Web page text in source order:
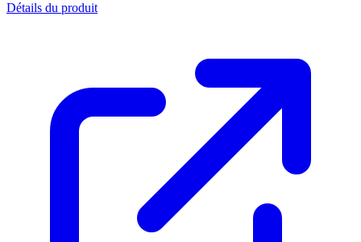
Détails du produit